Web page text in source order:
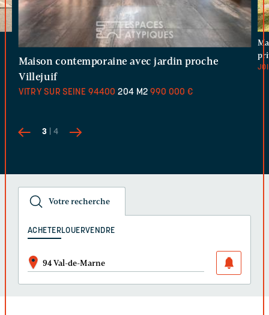
3 | 4
Maison contemporaine avec jardin proche
Villejuif
VITRY SUR SEINE 94400 204 M2 990 000 €
Votre recherche
ACHETERLOUERVENDRE
94 Val-de-Marne